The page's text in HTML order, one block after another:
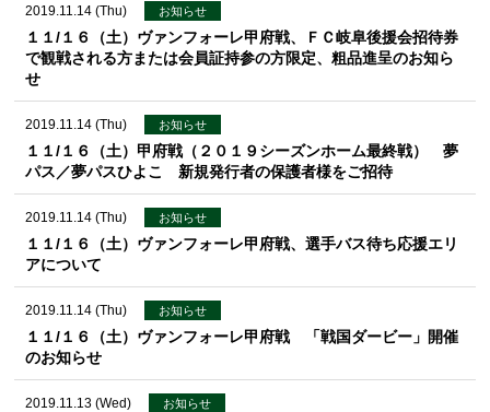
2019.11.14 (Thu) お知らせ
１１/１６（土）ヴァンフォーレ甲府戦、ＦＣ岐阜後援会招待券
で観戦される方または会員証持参の方限定、粗品進呈のお知ら
せ
2019.11.14 (Thu) お知らせ
１１/１６（土）甲府戦（２０１９シーズンホーム最終戦） 夢
パス／夢パスひよこ 新規発行者の保護者様をご招待
2019.11.14 (Thu) お知らせ
１１/１６（土）ヴァンフォーレ甲府戦、選手バス待ち応援エリ
アについて
2019.11.14 (Thu) お知らせ
１１/１６（土）ヴァンフォーレ甲府戦 「戦国ダービー」開催
のお知らせ
2019.11.13 (Wed) お知らせ